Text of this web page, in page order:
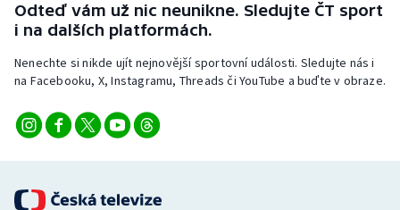
Odteď vám už nic neunikne. Sledujte ČT sport
i na dalších platformách.
Nenechte si nikde ujít nejnovější sportovní události. Sledujte nás i
na Facebooku, X, Instagramu, Threads či YouTube a buďte v obraze.